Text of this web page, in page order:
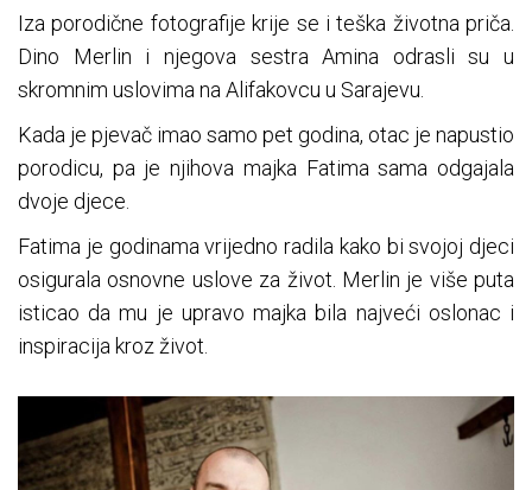
Iza porodične fotografije krije se i teška životna priča.
Dino Merlin i njegova sestra Amina odrasli su u
skromnim uslovima na Alifakovcu u Sarajevu.
Kada je pjevač imao samo pet godina, otac je napustio
porodicu, pa je njihova majka Fatima sama odgajala
dvoje djece.
Fatima je godinama vrijedno radila kako bi svojoj djeci
osigurala osnovne uslove za život. Merlin je više puta
isticao da mu je upravo majka bila najveći oslonac i
inspiracija kroz život.